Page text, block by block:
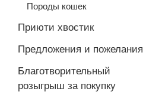
Породы кошек
Приюти хвостик
Предложения и пожелания
Благотворительный
розыгрыш за покупку